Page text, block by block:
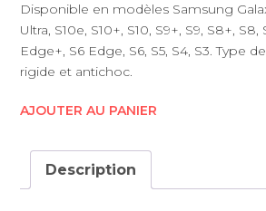
Disponible en modèles Samsung
Ultra, S10e, S10+, S10, S9+, S9, S8+, S8,
Edge+, S6 Edge, S6, S5, S4, S3. Type
rigide et antichoc.
AJOUTER AU PANIER
Description